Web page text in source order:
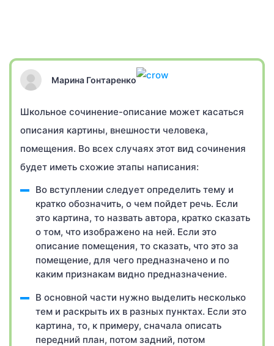
Марина Гонтаренко
Школьное сочинение-описание может касаться
описания картины, внешности человека,
помещения. Во всех случаях этот вид сочинения
будет иметь схожие этапы написания:
Во вступлении следует определить тему и
кратко обозначить, о чем пойдет речь. Если
это картина, то назвать автора, кратко сказать
о том, что изображено на ней. Если это
описание помещения, то сказать, что это за
помещение, для чего предназначено и по
каким признакам видно предназначение.
В основной части нужно выделить несколько
тем и раскрыть их в разных пунктах. Если это
картина, то, к примеру, сначала описать
передний план, потом задний, потом